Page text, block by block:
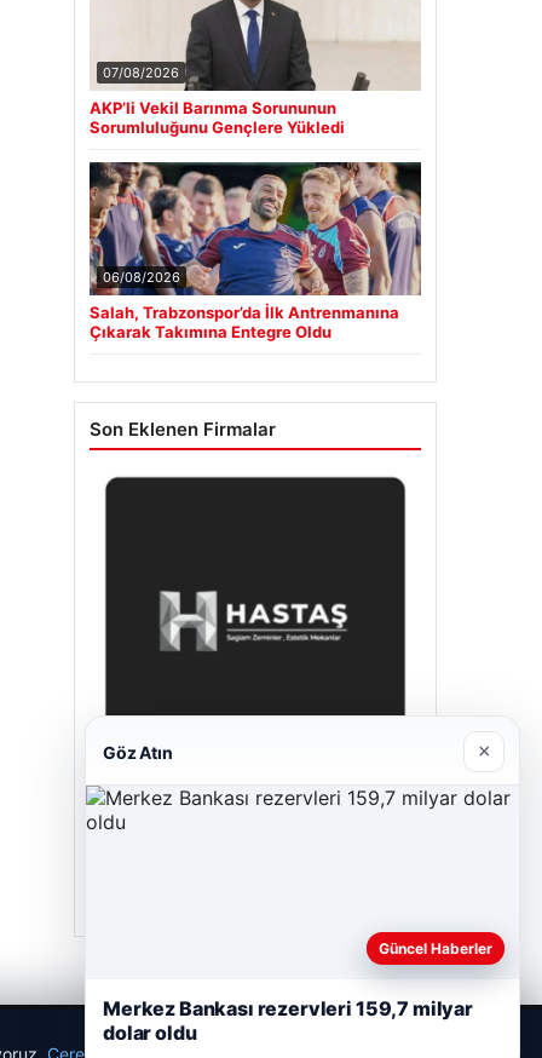
07/08/2026
AKP’li Vekil Barınma Sorununun
Sorumluluğunu Gençlere Yükledi
06/08/2026
Salah, Trabzonspor’da İlk Antrenmanına
Çıkarak Takımına Entegre Oldu
Son Eklenen Firmalar
Hastaş Beton
Çerez Politikamız
Göz Atın ×
Güncel Haberler
Merkez Bankası rezervleri 159,7 milyar
dolar oldu